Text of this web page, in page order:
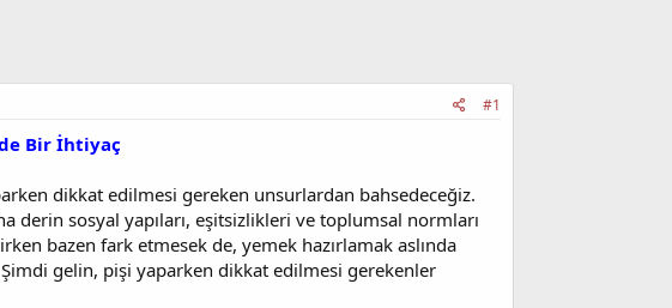
#1
Bir İhtiyaç
dikkat edilmesi gereken unsurlardan bahsedeceğiz.
derin sosyal yapıları, eşitsizlikleri ve toplumsal normları
bazen fark etmesek de, yemek hazırlamak aslında
gelin, pişi yaparken dikkat edilmesi gerekenler